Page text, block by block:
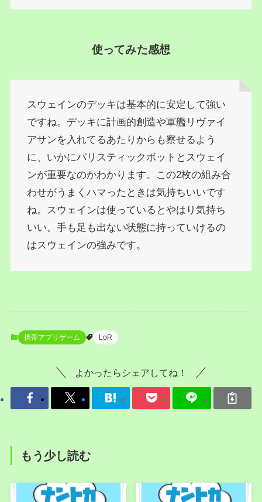
使ってみた感想
スウェインのデッキは基本的に安定して強い
ですね。デッキに計画的創造や軍艦リヴァイ
アサンを入れてるあたりからも察せるよう
に、いかにバリスティックボットとスウェイ
ンが重要なのかわかります。この2枚の組み合
わせがうまくハマったときは気持ちいいです
ね。スウェインは使っているとやはり気持ち
いい。手も足も出ない状態に持っていけるの
はスウェインの強みです。
携帯アプリゲーム LoR
よかったらシェアしてね！
もう少し読む